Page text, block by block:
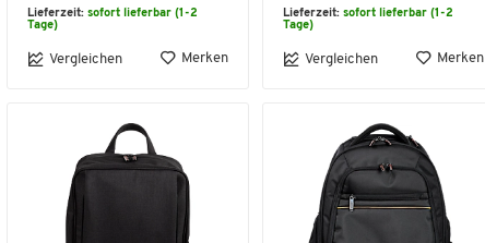
Lieferzeit: sofort lieferbar (1-2
Tage)
Vergleichen Merken
Lieferzeit: sofort lieferbar (1-2
Tage)
Vergleichen Merken